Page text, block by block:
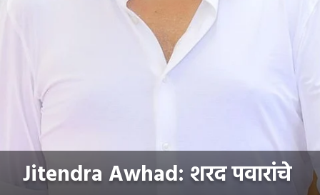
Jitendra Awhad: शरद पवारांचे